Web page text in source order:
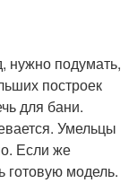
печь
нужно подумать,
построек
для бани.
Умельцы
Если же
готовую модель.